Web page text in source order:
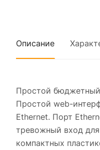
Описание
Простой бюджетный
Простой web-
Ethernet. Порт
тревожный вход
компактных